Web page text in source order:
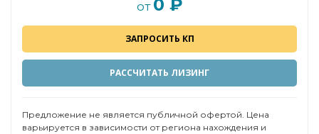
от 0 ₽
ЗАПРОСИТЬ КП
РАССЧИТАТЬ ЛИЗИНГ
Предложение не является публичной офертой. Цена
варьируется в зависимости от региона нахождения и